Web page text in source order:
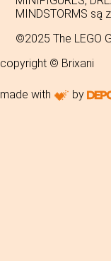
MINDSTORMS są
©2025 The LEGO
copyright © Brixani
made with by